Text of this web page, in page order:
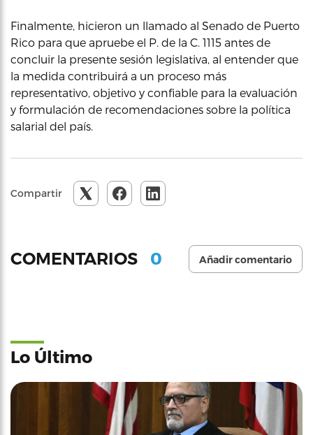
Finalmente, hicieron un llamado al Senado de Puerto
Rico para que apruebe el P. de la C. 1115 antes de
concluir la presente sesión legislativa, al entender que
la medida contribuirá a un proceso más
representativo, objetivo y confiable para la evaluación
y formulación de recomendaciones sobre la política
salarial del país.
Compartir
COMENTARIOS 0 Añadir comentario
Lo Último